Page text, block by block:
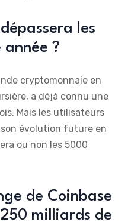
les
?
cryptomonnaie en
a déjà connu une
Mais les utilisateurs
évolution future en
ou non les 5000
de Coinbase
milliards de